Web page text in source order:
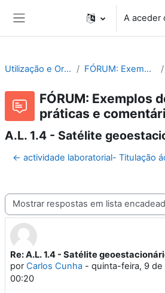
A aceder
Utilização e Organização de Laboratórios Escolares FÓRUM: Exemplos de actividades práticas e comentários...
FÓRUM: Exemplos
práticas e
A.L. 1.4 - Satélite
← actividade laboratorial- Titulação
Modo de visualização
Re: A.L. 1.4 - Satélite
porCarlos Cunha - quinta-feira, 9
00:20
Número de respostas: 0